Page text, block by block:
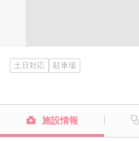
土日対応 駐車場
施設情報